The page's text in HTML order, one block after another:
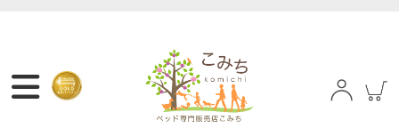
マットレス フレーム ベッド 電動ベッド